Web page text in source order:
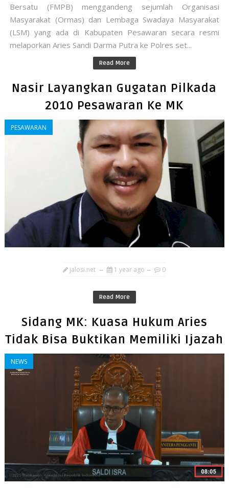
Bersatu (FMPB) menggandeng sejumlah Organisasi
Masyarakat (Ormas) dan Lembaga Swadaya Masyarakat
(LSM) yang ada di Kabupaten Pesawaran secara resmi
melaporkan Aries Sandi Darma Putra ke Polres set...
Read More
Nasir Layangkan Gugatan Pilkada
2010 Pesawaran Ke MK
PESAWARAN
jalosi.net 1 year ago 0
Read More
Sidang MK: Kuasa Hukum Aries
Tidak Bisa Buktikan Memiliki Ijazah
NEWS